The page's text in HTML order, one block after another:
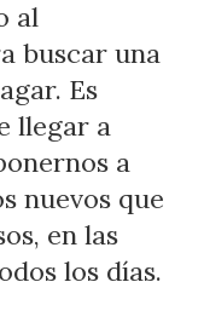
al
buscar una
Es
llegar a
a
nuevos que
en las
los días.